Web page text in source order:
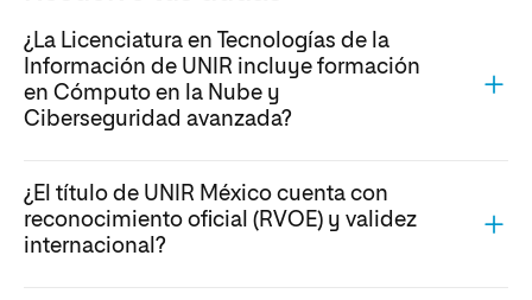
¿La Licenciatura en Tecnologías de la
Información de UNIR incluye formación
en Cómputo en la Nube y
Ciberseguridad avanzada?
¿El título de UNIR México cuenta con
reconocimiento oficial (RVOE) y validez
internacional?